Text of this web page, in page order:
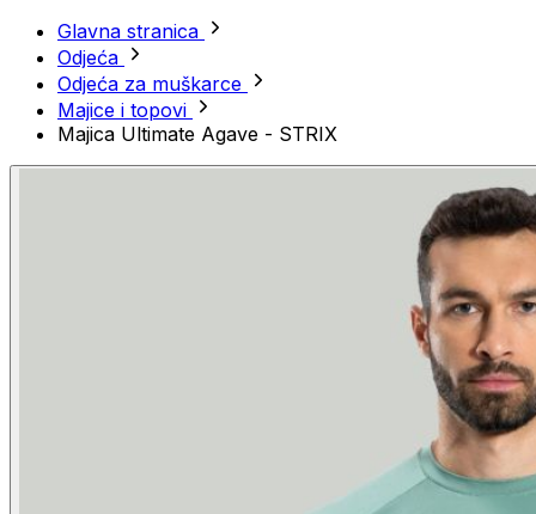
Glavna stranica
Odjeća
Odjeća za muškarce
Majice i topovi
Majica Ultimate Agave - STRIX